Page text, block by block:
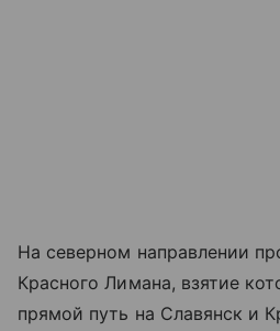
На северном направлении
Красного Лимана, взятие
прямой путь на Славянск и